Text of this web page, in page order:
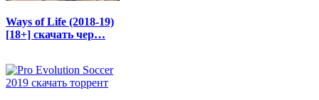
Ways of Life (2018-19)
[18+] скачать чер…